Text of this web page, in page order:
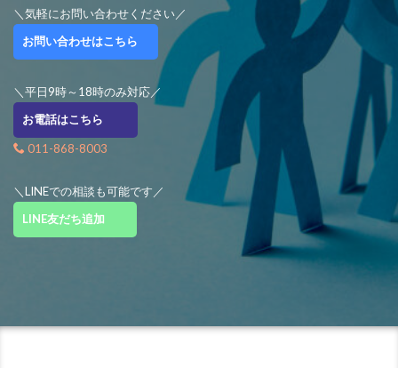
＼気軽にお問い合わせください／
お問い合わせはこちら
＼平日9時～18時のみ対応／
お電話はこちら
011-868-8003
＼LINEでの相談も可能です／
LINE友だち追加